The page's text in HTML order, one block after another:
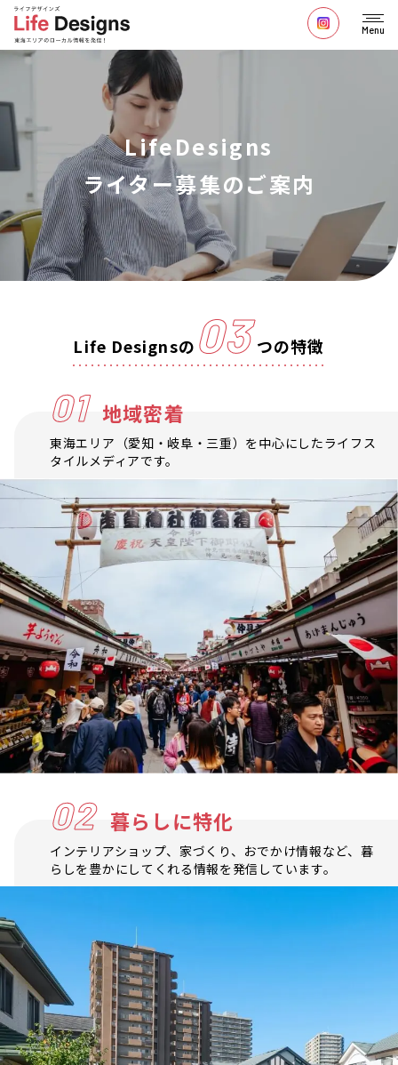
Menu
LifeDesigns
ライター募集のご案内
Life Designsの 03 つの特徴
01 地域密着
東海エリア（愛知・岐阜・三重）を中心にしたライフス
タイルメディアです。
02 暮らしに特化
インテリアショップ、家づくり、おでかけ情報など、暮
らしを豊かにしてくれる情報を発信しています。